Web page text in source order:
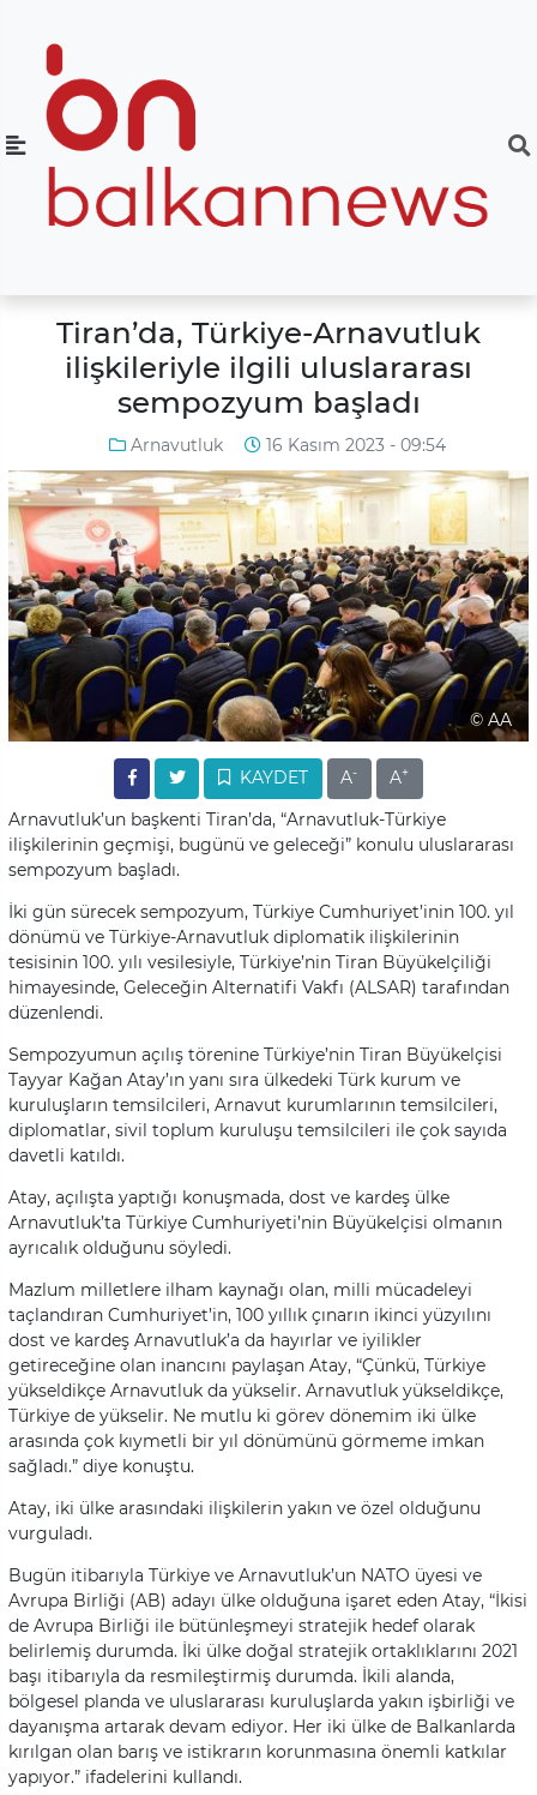
Tiran’da, Türkiye-Arnavutluk
ilişkileriyle ilgili uluslararası
sempozyum başladı
Arnavutluk 16 Kasım 2023 - 09:54
© AA
KAYDET A- A+
Arnavutluk’un başkenti Tiran’da, “Arnavutluk-Türkiye
ilişkilerinin geçmişi, bugünü ve geleceği” konulu uluslararası
sempozyum başladı.
İki gün sürecek sempozyum, Türkiye Cumhuriyet’inin 100. yıl
dönümü ve Türkiye-Arnavutluk diplomatik ilişkilerinin
tesisinin 100. yılı vesilesiyle, Türkiye’nin Tiran Büyükelçiliği
himayesinde, Geleceğin Alternatifi Vakfı (ALSAR) tarafından
düzenlendi.
Sempozyumun açılış törenine Türkiye’nin Tiran Büyükelçisi
Tayyar Kağan Atay’ın yanı sıra ülkedeki Türk kurum ve
kuruluşların temsilcileri, Arnavut kurumlarının temsilcileri,
diplomatlar, sivil toplum kuruluşu temsilcileri ile çok sayıda
davetli katıldı.
Atay, açılışta yaptığı konuşmada, dost ve kardeş ülke
Arnavutluk’ta Türkiye Cumhuriyeti’nin Büyükelçisi olmanın
ayrıcalık olduğunu söyledi.
Mazlum milletlere ilham kaynağı olan, milli mücadeleyi
taçlandıran Cumhuriyet’in, 100 yıllık çınarın ikinci yüzyılını
dost ve kardeş Arnavutluk’a da hayırlar ve iyilikler
getireceğine olan inancını paylaşan Atay, “Çünkü, Türkiye
yükseldikçe Arnavutluk da yükselir. Arnavutluk yükseldikçe,
Türkiye de yükselir. Ne mutlu ki görev dönemim iki ülke
arasında çok kıymetli bir yıl dönümünü görmeme imkan
sağladı.” diye konuştu.
Atay, iki ülke arasındaki ilişkilerin yakın ve özel olduğunu
vurguladı.
Bugün itibarıyla Türkiye ve Arnavutluk’un NATO üyesi ve
Avrupa Birliği (AB) adayı ülke olduğuna işaret eden Atay, “İkisi
de Avrupa Birliği ile bütünleşmeyi stratejik hedef olarak
belirlemiş durumda. İki ülke doğal stratejik ortaklıklarını 2021
başı itibarıyla da resmileştirmiş durumda. İkili alanda,
bölgesel planda ve uluslararası kuruluşlarda yakın işbirliği ve
dayanışma artarak devam ediyor. Her iki ülke de Balkanlarda
kırılgan olan barış ve istikrarın korunmasına önemli katkılar
yapıyor.” ifadelerini kullandı.